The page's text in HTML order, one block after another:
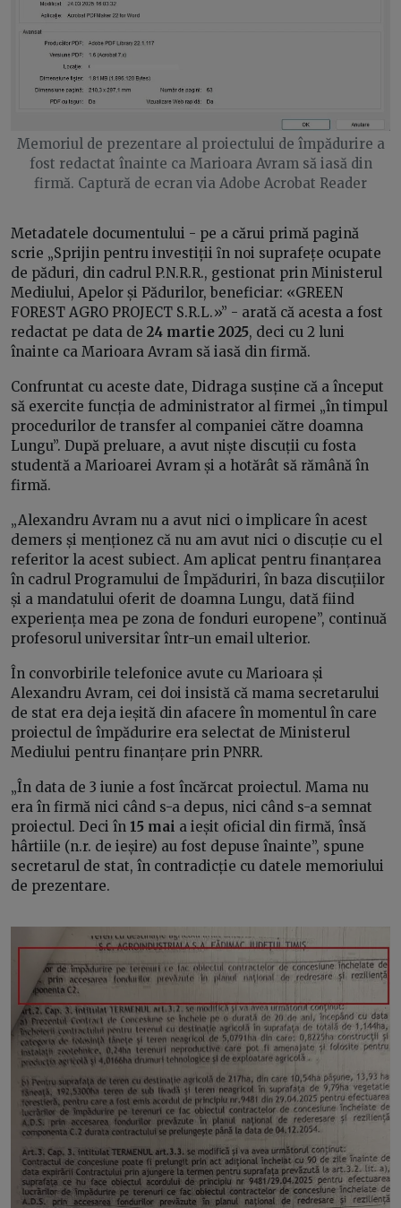
Memoriul de prezentare al proiectului de împădurire a
fost redactat înainte ca Marioara Avram să iasă din
firmă. Captură de ecran via Adobe Acrobat Reader
Metadatele documentului - pe a cărui primă pagină
scrie „Sprijin pentru investiții ȋn noi suprafețe ocupate
de păduri, din cadrul P.N.R.R., gestionat prin Ministerul
Mediului, Apelor și Pădurilor, beneficiar: «GREEN
FOREST AGRO PROJECT S.R.L.»” - arată că acesta a fost
redactat pe data de 24 martie 2025, deci cu 2 luni
înainte ca Marioara Avram să iasă din firmă.
Confruntat cu aceste date, Didraga susține că a început
să exercite funcția de administrator al firmei „în timpul
procedurilor de transfer al companiei către doamna
Lungu”. După preluare, a avut niște discuții cu fosta
studentă a Marioarei Avram și a hotărât să rămână în
firmă.
„Alexandru Avram nu a avut nici o implicare în acest
demers și menționez că nu am avut nici o discuție cu el
referitor la acest subiect. Am aplicat pentru finanțarea
în cadrul Programului de Împăduriri, în baza discuțiilor
și a mandatului oferit de doamna Lungu, dată fiind
experiența mea pe zona de fonduri europene”, continuă
profesorul universitar într-un email ulterior.
În convorbirile telefonice avute cu Marioara și
Alexandru Avram, cei doi insistă că mama secretarului
de stat era deja ieșită din afacere în momentul în care
proiectul de împădurire era selectat de Ministerul
Mediului pentru finanțare prin PNRR.
„În data de 3 iunie a fost încărcat proiectul. Mama nu
era în firmă nici când s-a depus, nici când s-a semnat
proiectul. Deci în 15 mai a ieșit oficial din firmă, însă
hârtiile (n.r. de ieșire) au fost depuse înainte”, spune
secretarul de stat, în contradicție cu datele memoriului
de prezentare.